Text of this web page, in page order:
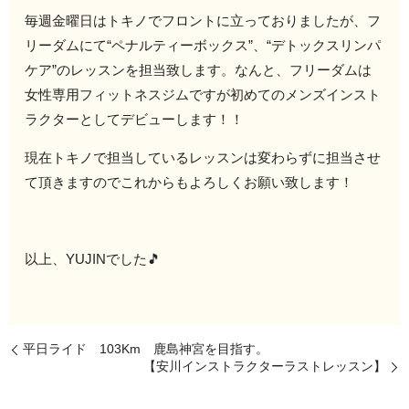
毎週金曜日はトキノでフロントに立っておりましたが、フ
リーダムにて“ペナルティーボックス”、“デトックスリンパ
ケア”のレッスンを担当致します。なんと、フリーダムは
女性専用フィットネスジムですが初めてのメンズインスト
ラクターとしてデビューします！！
現在トキノで担当しているレッスンは変わらずに担当させ
て頂きますのでこれからもよろしくお願い致します！
以上、YUJINでした🎵
平日ライド 103Km 鹿島神宮を目指す。
【安川インストラクターラストレッスン】